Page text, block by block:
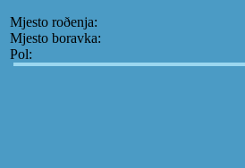
Mjesto roðenja:
Mjesto boravka:
Pol: